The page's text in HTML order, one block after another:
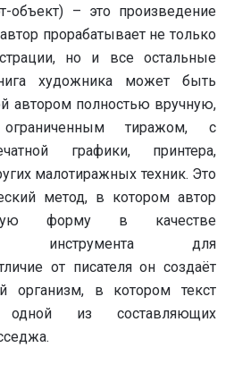
объект) – это произведение
прорабатывает не только
но и все остальные
художника может быть
автором полностью вручную,
тиражом, с
графики, принтера,
малотиражных техник. Это
метод, в котором автор
форму в качестве
инструмента для
от писателя он создаёт
организм, в котором текст
одной из составляющих